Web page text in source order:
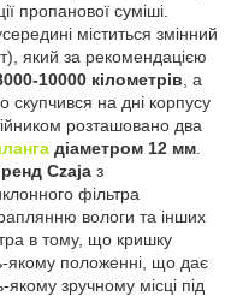
пропанової суміші.
міститься змінний
який за рекомендацією
10000 кілометрів , а
скупчився на дні корпусу
розташовано два
діаметром 12 мм
Czaja з
фільтра
вологи та інших
в тому, що кришку
якому положенні, що дає
зручному місці під